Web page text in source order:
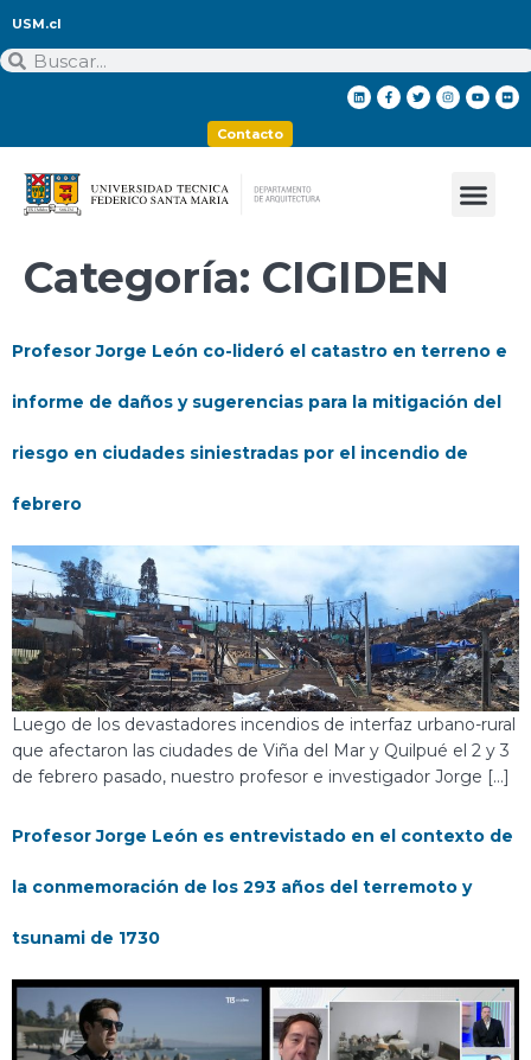
USM.cl
Contacto
Categoría: CIGIDEN
Profesor Jorge León co-lideró el catastro en terreno e
informe de daños y sugerencias para la mitigación del
riesgo en ciudades siniestradas por el incendio de
febrero
Luego de los devastadores incendios de interfaz urbano-rural
que afectaron las ciudades de Viña del Mar y Quilpué el 2 y 3
de febrero pasado, nuestro profesor e investigador Jorge […]
Profesor Jorge León es entrevistado en el contexto de
la conmemoración de los 293 años del terremoto y
tsunami de 1730